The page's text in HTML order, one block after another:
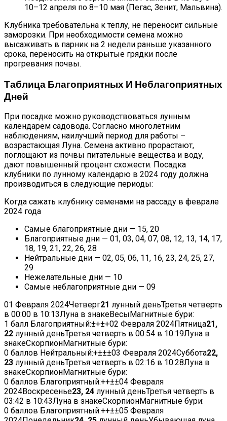
10–12 апреля по 8–10 мая (Пегас, Зенит, Мальвина).
Клубника требовательна к теплу, не переносит сильные
заморозки. При необходимости семена можно
высаживать в парник на 2 недели раньше указанного
срока, переносить на открытые грядки после
прогревания почвы.
Таблица Благоприятных И Неблагоприятных
Дней
При посадке можно руководствоваться лунным
календарем садовода. Согласно многолетним
наблюдениям, наилучший период для работы –
возрастающая Луна. Семена активно прорастают,
поглощают из почвы питательные вещества и воду,
дают повышенный процент схожести. Посадка
клубники по лунному календарю в 2024 году должна
производиться в следующие периоды:
Когда сажать клубнику семенами на рассаду в феврале
2024 года
Самые благоприятные дни — 15, 20
Благоприятные дни — 01, 03, 04, 07, 08, 12, 13, 14, 17,
18, 19, 21, 22, 26, 28
Нейтральные дни — 02, 05, 06, 11, 16, 23, 24, 25, 27,
29
Нежелательные дни — 10
Самые неблагоприятные дни — 09
01 Февраля 2024Четверг21 лунный деньТретья четверть
в 00:00 в 10:13Луна в знакеВесыМагнитные бури:
1 балл Благоприятный:±+±+02 Февраля 2024Пятница21,
22 лунный деньТретья четверть в 00:54 в 10:19Луна в
знакеСкорпионМагнитные бури:
0 баллов Нейтральный:+±±±03 Февраля 2024Суббота22,
23 лунный деньТретья четверть в 02:16 в 10:28Луна в
знакеСкорпионМагнитные бури:
0 баллов Благоприятный:++±±04 Февраля
2024Воскресенье23, 24 лунный деньТретья четверть в
03:42 в 10:43Луна в знакеСкорпионМагнитные бури:
0 баллов Благоприятный:++±±05 Февраля